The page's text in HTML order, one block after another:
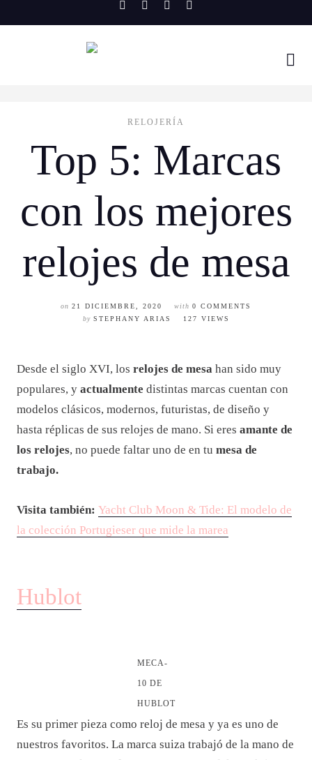
to
RELOJERÍA
Top 5: Marcas
con los mejores
relojes de mesa
on 21 DICIEMBRE, 2020 with 0 COMMENTS
by STEPHANY ARIAS 127 VIEWS
Desde el siglo XVI, los relojes de mesa han sido muy
populares, y actualmente distintas marcas cuentan con
modelos clásicos, modernos, futuristas, de diseño y
hasta réplicas de sus relojes de mano. Si eres amante de
los relojes, no puede faltar uno de en tu mesa de
trabajo.
Visita también: Yacht Club Moon & Tide: El modelo de
la colección Portugieser que mide la marea
Hublot
MECA-
10 DE
HUBLOT
Es su primer pieza como reloj de mesa y ya es uno de
nuestros favoritos. La marca suiza trabajó de la mano de